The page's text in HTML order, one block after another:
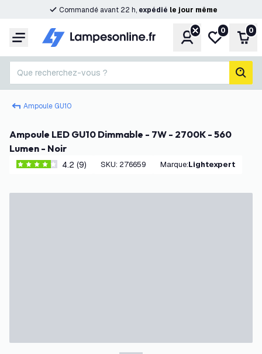
Commandé avant 22 h, expédié le jour même
Menu CompteMa liste de
0 0
Que recherchez-vous ?
Ampoule GU10
Ampoule LED GU10 Dimmable - 7W - 2700K - 560
Lumen - Noir
4.2 étoiles de notation
4.2 (9) SKU: 276659 Marque: Lightexpert